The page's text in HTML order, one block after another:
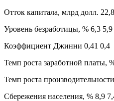
Отток капитала, млрд долл.
Уровень безработицы, % 6,3 5,9
Коэффициент Джинни 0,41 0,4
Темп роста заработной платы,
Темп роста
Сбережения населения, % 8,9